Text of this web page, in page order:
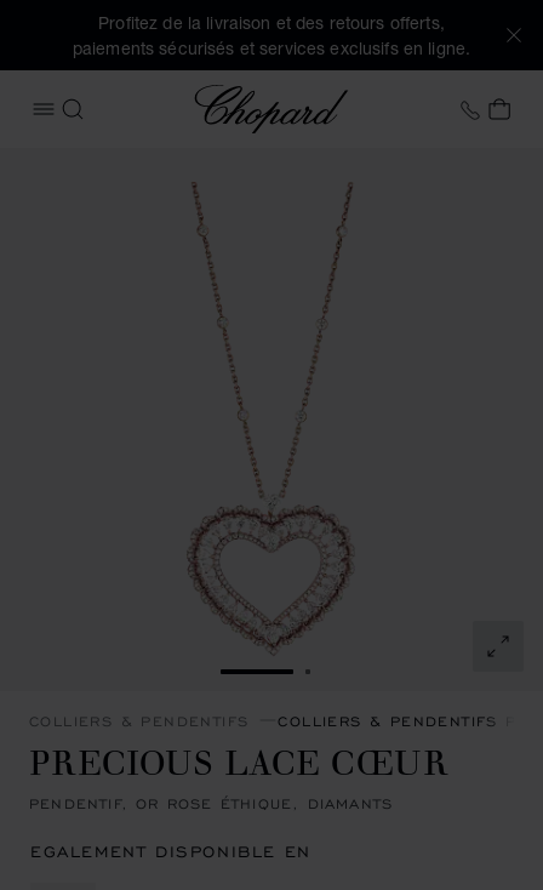
Profitez de la livraison et des retours offerts,
paiements sécurisés et services exclusifs en ligne.
OUVRIR LE MENU
RECHERCHER
Chopard +32
ALLER À LA DIAPOSITIVE 1
ALLER À LA
COLLIERS & PENDENTIFS COLLIERS & PENDENTIFS
PRECIOUS LACE CŒUR
PENDENTIF, OR ROSE ÉTHIQUE, DIAMANTS
EGALEMENT DISPONIBLE EN